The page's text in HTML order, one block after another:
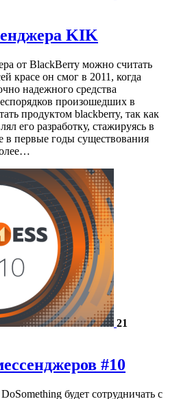
KIK
от BlackBerry можно считать
красе он смог в 2011, когда
надежного средства
произошедших в
продуктом blackberry, так как
его разработку, стажируясь в
первые годы существования
21
#10
будет сотрудничать с